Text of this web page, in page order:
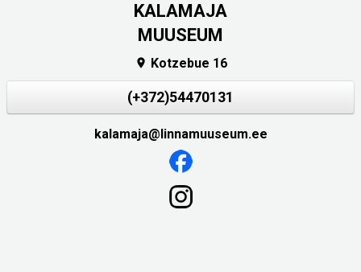
KALAMAJA
MUUSEUM
 Kotzebue 16
(+372)54470131
kalamaja@linnamuuseum.ee